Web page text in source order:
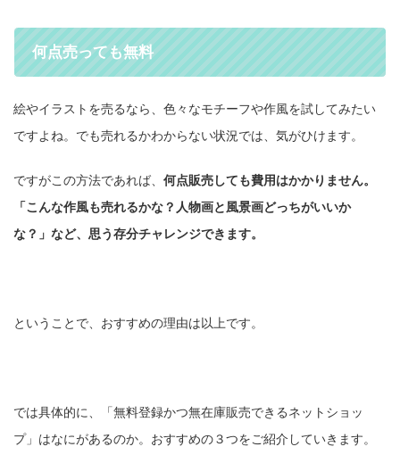
何点売っても無料
絵やイラストを売るなら、色々なモチーフや作風を試してみたい
ですよね。でも売れるかわからない状況では、気がひけます。
ですがこの方法であれば、 何点販売しても費用はかかりません。
「こんな作風も売れるかな？人物画と風景画どっちがいいか
な？」など、思う存分チャレンジできます。
ということで、おすすめの理由は以上です。
では具体的に、「無料登録かつ無在庫販売できるネットショッ
プ」はなにがあるのか。おすすめの３つをご紹介していきます。